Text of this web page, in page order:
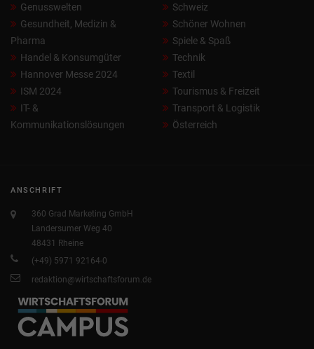
Genusswelten
Gesundheit, Medizin &
Pharma
Handel & Konsumgüter
Hannover Messe 2024
ISM 2024
IT- &
Kommunikationslösungen
Schweiz
Schöner Wohnen
Spiele & Spaß
Technik
Textil
Tourismus & Freizeit
Transport & Logistik
Österreich
ANSCHRIFT
360 Grad Marketing GmbH
Landersumer Weg 40
48431 Rheine
(+49) 5971 92164-0
redaktion@wirtschaftsforum.de